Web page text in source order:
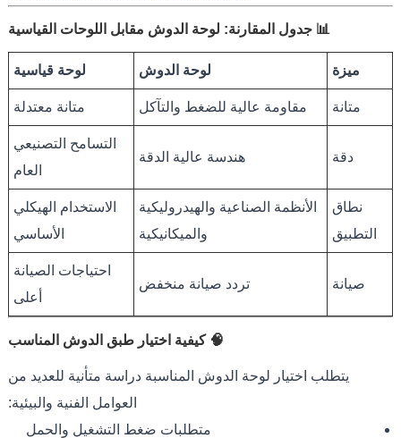
📊 جدول المقارنة: لوحة الدوش مقابل اللوحات القياسية
ميزة لوحة الدوش لوحة قياسية
متانة مقاومة عالية للضغط والتآكل متانة معتدلة
دقة هندسة عالية الدقة
التسامح التصنيعي
العام
نطاق
التطبيق
الأنظمة الصناعية والهيدروليكية
والميكانيكية
الاستخدام الهيكلي
الأساسي
صيانة تردد صيانة منخفض
احتياجات الصيانة
أعلى
🧠 كيفية اختيار طبق الدوش المناسب
يتطلب اختيار لوحة الدوش المناسبة دراسة متأنية للعديد من
العوامل الفنية والبيئية:
متطلبات ضغط التشغيل والحمل